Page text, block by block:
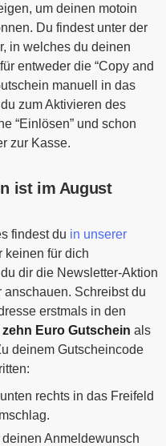
um deinen motoin
Du findest unter der
in welches du deinen
entweder die “Copy and
manuell in das
zum Aktivieren des
“Einlösen” und schon
zur Kasse.
ist im August
findest du in unserer
keinen für dich
dir die Newsletter-Aktion
Schreibst du
erstmals in den
zehn Euro Gutschein als
deinem Gutscheincode
rechts in das Freifeld
Anmeldewunsch